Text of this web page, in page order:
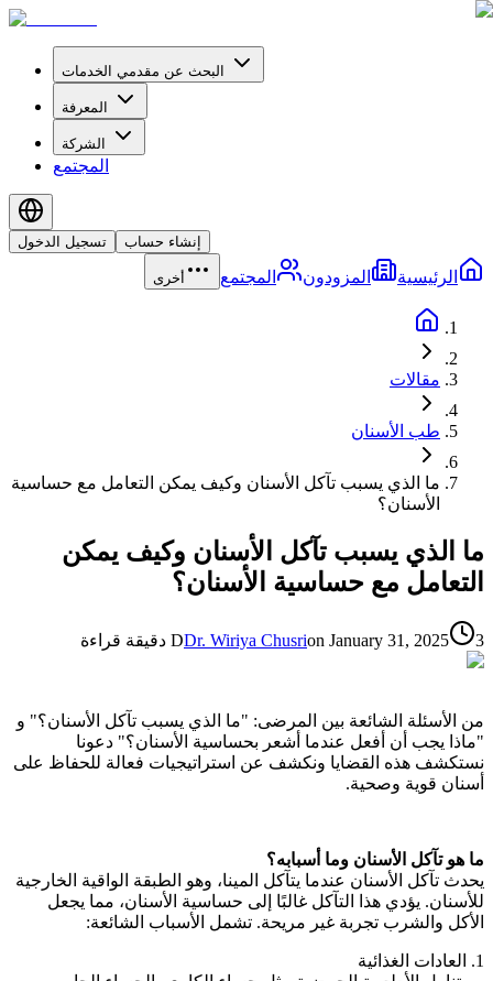
البحث عن مقدمي الخدمات
المعرفة
الشركة
المجتمع
تسجيل الدخول إنشاء حساب
الرئيسية المزودون المجتمع أخرى
مقالات
طب الأسنان
ما الذي يسبب تآكل الأسنان وكيف يمكن التعامل مع حساسية
الأسنان؟
ما الذي يسبب تآكل الأسنان وكيف يمكن
التعامل مع حساسية الأسنان؟
DDr. Wiriya Chusrion January 31, 2025 3 دقيقة قراءة
من الأسئلة الشائعة بين المرضى: "ما الذي يسبب تآكل الأسنان؟" و
"ماذا يجب أن أفعل عندما أشعر بحساسية الأسنان؟" دعونا
نستكشف هذه القضايا ونكشف عن استراتيجيات فعالة للحفاظ على
أسنان قوية وصحية.
ما هو تآكل الأسنان وما أسبابه؟
يحدث تآكل الأسنان عندما يتآكل المينا، وهو الطبقة الواقية الخارجية
للأسنان. يؤدي هذا التآكل غالبًا إلى حساسية الأسنان، مما يجعل
الأكل والشرب تجربة غير مريحة. تشمل الأسباب الشائعة:
1. العادات الغذائية